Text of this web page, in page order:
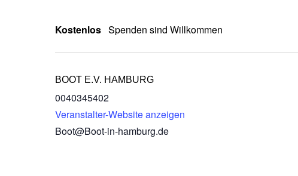
Kostenlos Spenden sind Willkommen
BOOT E.V. HAMBURG
0040345402
Veranstalter-Website anzeigen
Boot@Boot-in-hamburg.de